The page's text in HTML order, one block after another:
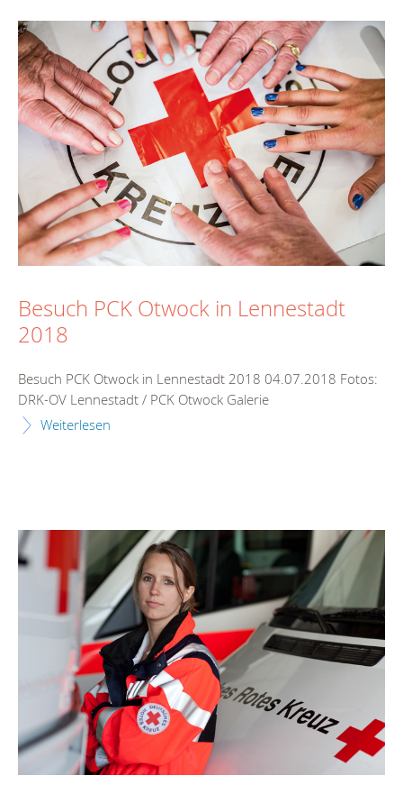
Besuch PCK Otwock in Lennestadt
2018
Besuch PCK Otwock in Lennestadt 2018 04.07.2018 Fotos:
DRK-OV Lennestadt / PCK Otwock Galerie
Weiterlesen